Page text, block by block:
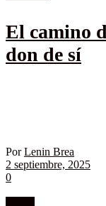
El camino
don de sí
Por Lenin Brea
2 septiembre, 2025
0